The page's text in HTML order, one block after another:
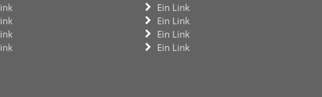
Ein Link
Ein Link
Ein Link
Ein Link